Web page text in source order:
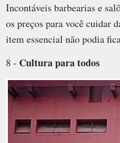
Incontáveis barbearias e
os preços para você cuidar
item essencial não podia
8 - Cultura para todos